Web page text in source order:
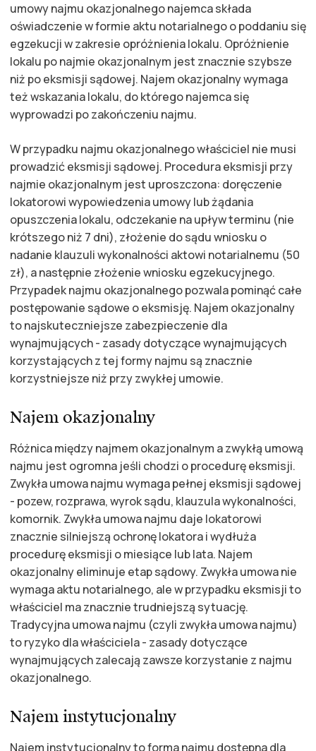
umowy najmu okazjonalnego najemca składa
oświadczenie w formie aktu notarialnego o poddaniu się
egzekucji w zakresie opróżnienia lokalu. Opróżnienie
lokalu po najmie okazjonalnym jest znacznie szybsze
niż po eksmisji sądowej. Najem okazjonalny wymaga
też wskazania lokalu, do którego najemca się
wyprowadzi po zakończeniu najmu.
W przypadku najmu okazjonalnego właściciel nie musi
prowadzić eksmisji sądowej. Procedura eksmisji przy
najmie okazjonalnym jest uproszczona: doręczenie
lokatorowi wypowiedzenia umowy lub żądania
opuszczenia lokalu, odczekanie na upływ terminu (nie
krótszego niż 7 dni), złożenie do sądu wniosku o
nadanie klauzuli wykonalności aktowi notarialnemu (50
zł), a następnie złożenie wniosku egzekucyjnego.
Przypadek najmu okazjonalnego pozwala pominąć całe
postępowanie sądowe o eksmisję. Najem okazjonalny
to najskuteczniejsze zabezpieczenie dla
wynajmujących - zasady dotyczące wynajmujących
korzystających z tej formy najmu są znacznie
korzystniejsze niż przy zwykłej umowie.
Najem okazjonalny
Różnica między najmem okazjonalnym a zwykłą umową
najmu jest ogromna jeśli chodzi o procedurę eksmisji.
Zwykła umowa najmu wymaga pełnej eksmisji sądowej
- pozew, rozprawa, wyrok sądu, klauzula wykonalności,
komornik. Zwykła umowa najmu daje lokatorowi
znacznie silniejszą ochronę lokatora i wydłuża
procedurę eksmisji o miesiące lub lata. Najem
okazjonalny eliminuje etap sądowy. Zwykła umowa nie
wymaga aktu notarialnego, ale w przypadku eksmisji to
właściciel ma znacznie trudniejszą sytuację.
Tradycyjna umowa najmu (czyli zwykła umowa najmu)
to ryzyko dla właściciela - zasady dotyczące
wynajmujących zalecają zawsze korzystanie z najmu
okazjonalnego.
Najem instytucjonalny
Najem instytucjonalny to forma najmu dostępna dla